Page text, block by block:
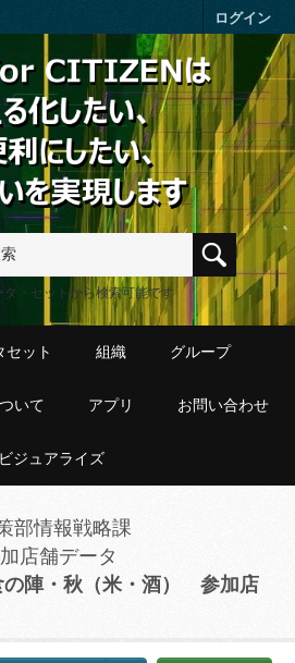
ログイン
・セットから検索可能です
セット 組織 グループ
いて アプリ お問い合わせ
ビジュアライズ
部情報戦略課
店舗データ
陣・秋（米・酒） 参加店